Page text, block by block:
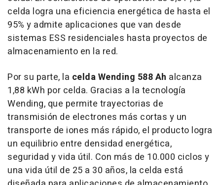
celda logra una eficiencia energética de hasta el
95% y admite aplicaciones que van desde
sistemas ESS residenciales hasta proyectos de
almacenamiento en la red.
Por su parte, la celda Wending 588 Ah alcanza
1,88 kWh por celda. Gracias a la tecnología
Wending, que permite trayectorias de
transmisión de electrones más cortas y un
transporte de iones más rápido, el producto logra
un equilibrio entre densidad energética,
seguridad y vida útil. Con más de 10.000 ciclos y
una vida útil de 25 a 30 años, la celda está